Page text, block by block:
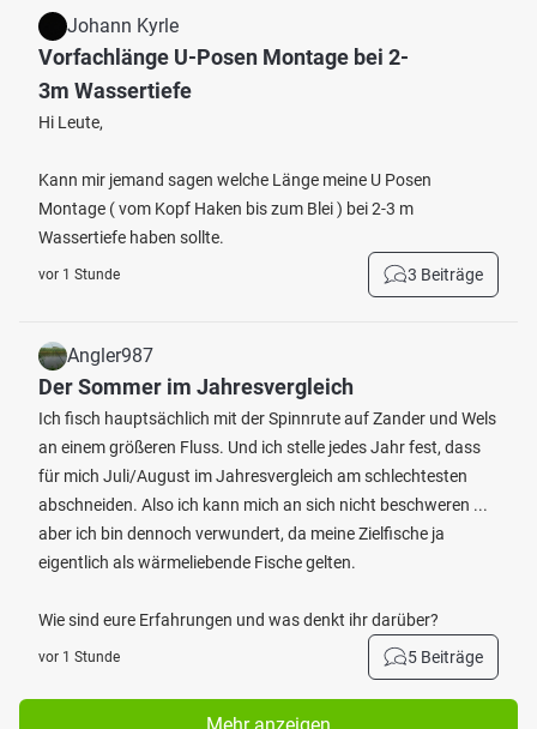
Johann Kyrle
Vorfachlänge U-Posen Montage bei 2-
3m Wassertiefe
Hi Leute,
Kann mir jemand sagen welche Länge meine U Posen
Montage ( vom Kopf Haken bis zum Blei ) bei 2-3 m
Wassertiefe haben sollte.
vor 1 Stunde 3 Beiträge
Angler987
Der Sommer im Jahresvergleich
Ich fisch hauptsächlich mit der Spinnrute auf Zander und Wels
an einem größeren Fluss. Und ich stelle jedes Jahr fest, dass
für mich Juli/August im Jahresvergleich am schlechtesten
abschneiden. Also ich kann mich an sich nicht beschweren ...
aber ich bin dennoch verwundert, da meine Zielfische ja
eigentlich als wärmeliebende Fische gelten.
Wie sind eure Erfahrungen und was denkt ihr darüber?
vor 1 Stunde 5 Beiträge